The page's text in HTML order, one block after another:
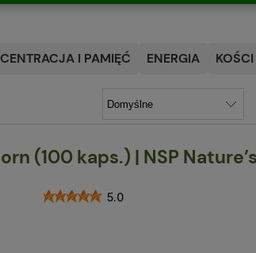
I PAMIĘĆ ENERGIA KOŚCI
(100 kaps.) | NSP Nature’s
5.0